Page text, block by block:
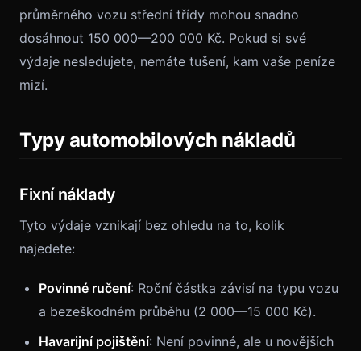
průměrného vozu střední třídy mohou snadno
dosáhnout 150 000—200 000 Kč. Pokud si své
výdaje nesledujete, nemáte tušení, kam vaše peníze
mizí.
Typy automobilových nákladů
Fixní náklady
Tyto výdaje vznikají bez ohledu na to, kolik
najedete:
Povinné ručení: Roční částka závisí na typu vozu
a bezeškodném průběhu (2 000—15 000 Kč).
Havarijní pojištění: Není povinné, ale u novějších